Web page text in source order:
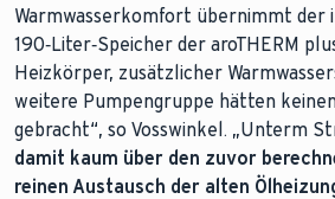
Warmwasserkomfort übernimmt der
190‑Liter‑Speicher der aroTHERM
Heizkörper, zusätzlicher
weitere Pumpengruppe hätten
gebracht“, so Vosswinkel. „Unterm
damit kaum über den zuvor
reinen Austausch der alten